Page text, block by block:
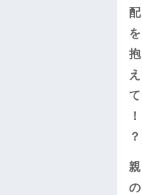
配
を
抱
え
て
！
？
親
の